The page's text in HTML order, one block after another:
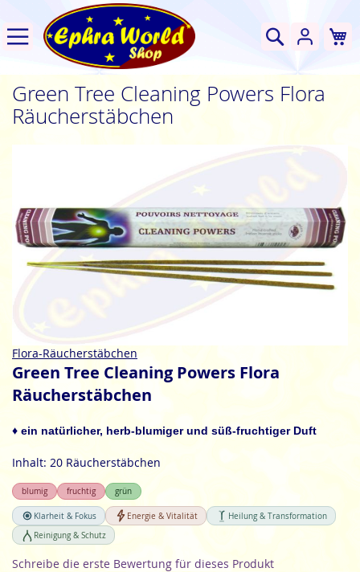
Suche
Green Tree Cleaning Powers Flora
Räucherstäbchen
springen
Zum
Anfang
Bildgalerie
Flora-Räucherstäbchen
Green Tree Cleaning Powers Flora
Räucherstäbchen
♦ ein natürlicher, herb-blumiger und süß-fruchtiger Duft
Inhalt: 20 Räucherstäbchen
blumig fruchtig grün
Klarheit & Fokus Energie & Vitalität
Heilung & Transformation
Reinigung & Schutz
Schreibe die erste Bewertung für dieses Produkt